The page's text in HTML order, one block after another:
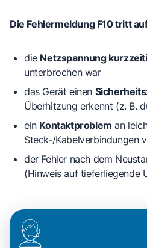
Die Fehlermeldung F10 tritt
die Netzspannung
unterbrochen war
das Gerät einen
Überhitzung erkennt (z. B.
ein Kontaktproblem an
Steck-/Kabelverbindungen
der Fehler nach dem
(Hinweis auf tieferliegende